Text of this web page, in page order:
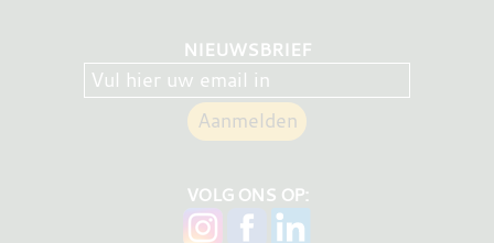
NIEUWSBRIEF
VOLG ONS OP: